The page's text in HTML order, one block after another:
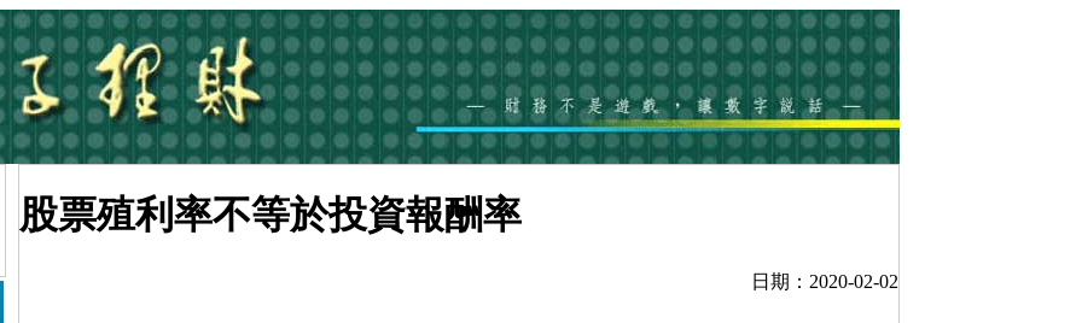
股票殖利率不等於投資報酬率
日期：2020-02-02